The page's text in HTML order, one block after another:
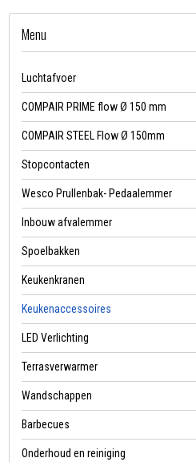
Menu
Luchtafvoer
COMPAIR PRIME flow Ø 150 mm
COMPAIR STEEL Flow Ø 150mm
Stopcontacten
Wesco Prullenbak- Pedaalemmer
Inbouw afvalemmer
Spoelbakken
Keukenkranen
Keukenaccessoires
LED Verlichting
Terrasverwarmer
Wandschappen
Barbecues
Onderhoud en reiniging